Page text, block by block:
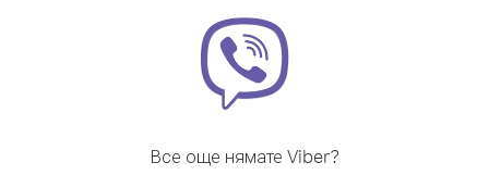
Все още нямате Viber?